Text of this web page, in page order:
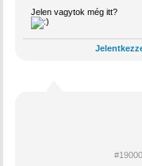
Jelen vagytok még itt?
#19000